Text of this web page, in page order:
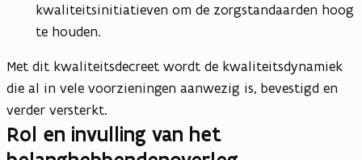
kwaliteitsinitiatieven om de zorgstandaarden hoog
te houden.
Met dit kwaliteitsdecreet wordt de kwaliteitsdynamiek
die al in vele voorzieningen aanwezig is, bevestigd en
verder versterkt.
Rol en invulling van het